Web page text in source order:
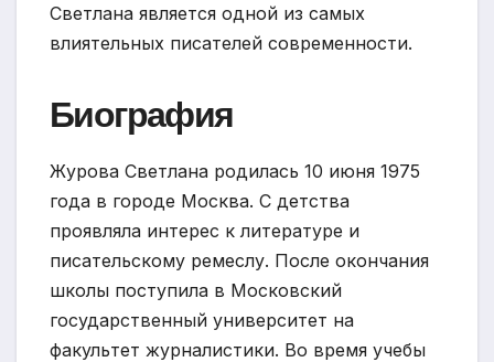
Светлана является одной из самых
влиятельных писателей современности.
Биография
Журова Светлана родилась 10 июня 1975
года в городе Москва. С детства
проявляла интерес к литературе и
писательскому ремеслу. После окончания
школы поступила в Московский
государственный университет на
факультет журналистики. Во время учебы